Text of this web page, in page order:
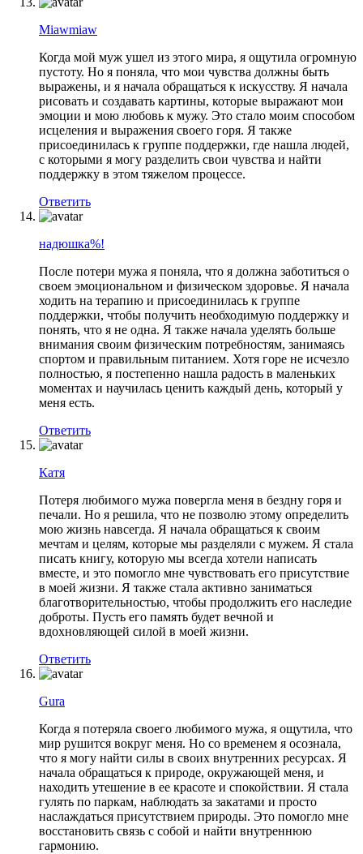
Miawmiaw
Когда мой муж ушел из этого мира, я ощутила огромную
пустоту. Но я поняла, что мои чувства должны быть
выражены, и я начала обращаться к искусству. Я начала
рисовать и создавать картины, которые выражают мои
эмоции и мою любовь к мужу. Это стало моим способом
исцеления и выражения своего горя. Я также
присоединилась к группе поддержки, где нашла людей,
с которыми я могу разделить свои чувства и найти
поддержку в этом тяжелом процессе.
Ответить
надюшка%!
После потери мужа я поняла, что я должна заботиться о
своем эмоциональном и физическом здоровье. Я начала
ходить на терапию и присоединилась к группе
поддержки, чтобы получить необходимую поддержку и
понять, что я не одна. Я также начала уделять больше
внимания своим физическим потребностям, занимаясь
спортом и правильным питанием. Хотя горе не исчезло
полностью, я постепенно нашла радость в маленьких
моментах и научилась ценить каждый день, который у
меня есть.
Ответить
Катя
Потеря любимого мужа повергла меня в бездну горя и
печали. Но я решила, что не позволю этому определить
мою жизнь навсегда. Я начала обращаться к своим
мечтам и целям, которые мы разделяли с мужем. Я стала
писать книгу, которую мы всегда хотели написать
вместе, и это помогло мне чувствовать его присутствие
в моей жизни. Я также стала активно заниматься
благотворительностью, чтобы продолжить его наследие
доброты. Пусть его память будет вечной и
вдохновляющей силой в моей жизни.
Ответить
Gura
Когда я потеряла своего любимого мужа, я ощутила, что
мир рушится вокруг меня. Но со временем я осознала,
что я могу найти силы в своих внутренних ресурсах. Я
начала обращаться к природе, окружающей меня, и
находить утешение в ее красоте и спокойствии. Я стала
гулять по паркам, наблюдать за закатами и просто
наслаждаться присутствием природы. Это помогло мне
восстановить связь с собой и найти внутреннюю
гармонию.